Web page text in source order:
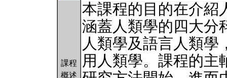
課程
概述
本課程的目的在介紹
涵蓋人類學的四大分
人類學及語言人類學
用人類學。課程的主